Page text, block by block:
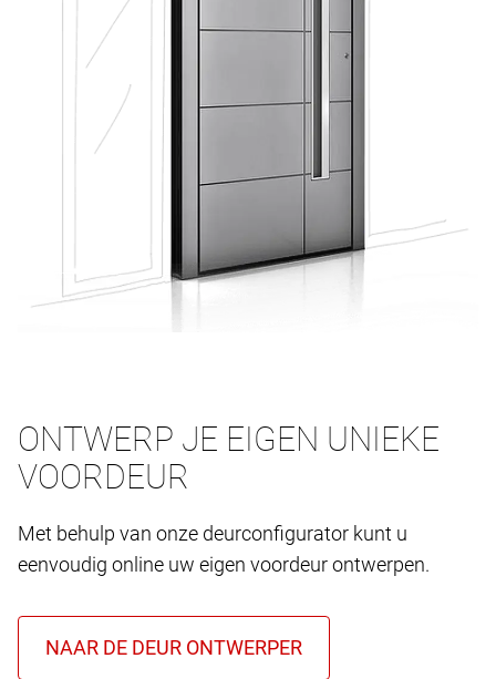
ONTWERP JE EIGEN UNIEKE
VOORDEUR
Met behulp van onze deurconfigurator kunt u
eenvoudig online uw eigen voordeur ontwerpen.